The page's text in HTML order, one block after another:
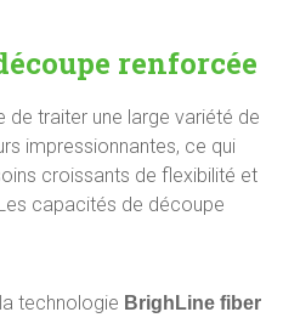
renforcée
de traiter une large variété de
impressionnantes, ce qui
croissants de flexibilité et
capacités de découpe
technologie BrighLine fiber